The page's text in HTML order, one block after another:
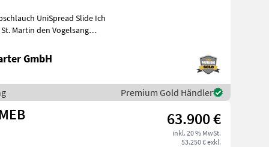
UniSpread Slide Ich
GmbH
Premium Gold Händler
63.900 €
inkl. 20 % MwSt.
53.250 € exkl.